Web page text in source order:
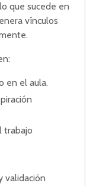
que sucede en
vínculos
en el aula.
trabajo
validación